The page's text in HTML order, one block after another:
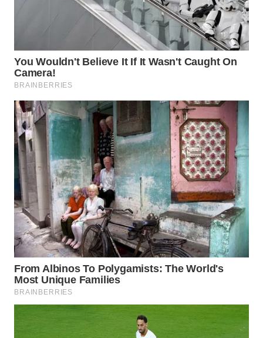
WN
BORNEO
Media
Group
WAHANA
NEWS
WAHANA
TANI
WAHANA
ADVOKAT
WAHANA
INFRASTRUKTUR
KONSUMEN